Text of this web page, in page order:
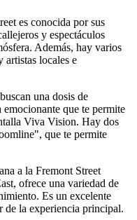
es conocida por sus
y espectáculos
Además, hay varios
artistas locales e
una dosis de
que te permite
Viva Vision. Hay dos
que te permite
a la Fremont Street
ofrece una variedad de
Es un excelente
de la experiencia principal.